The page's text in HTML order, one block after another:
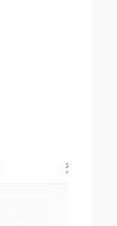
交易产品